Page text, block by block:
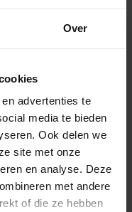
Over
advertenties te
media te bieden
Ook delen we
site met onze
en analyse. Deze
met andere
of die ze hebben
alle benodigde
In de
en uitgebreid
in het
Accessoires